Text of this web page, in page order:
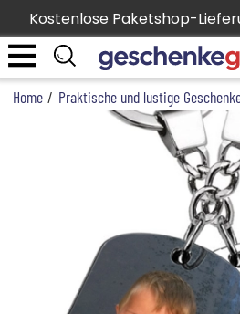
Kostenlose Paketshop-
Home / Praktische und lustige